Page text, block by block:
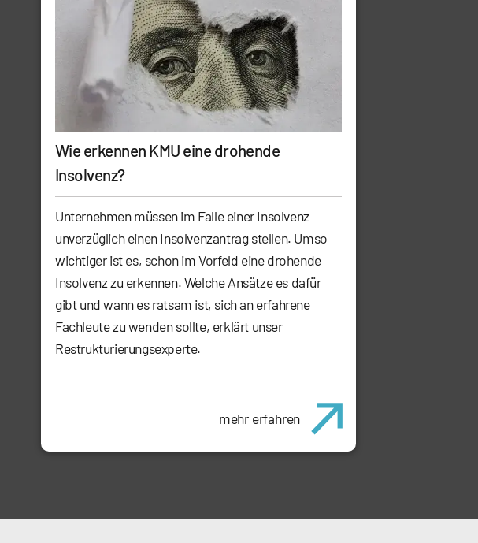
Wie erkennen KMU eine drohende
Insolvenz?
Unternehmen müssen im Falle einer Insolvenz
unverzüglich einen Insolvenzantrag stellen. Umso
wichtiger ist es, schon im Vorfeld eine drohende
Insolvenz zu erkennen. Welche Ansätze es dafür
gibt und wann es ratsam ist, sich an erfahrene
Fachleute zu wenden sollte, erklärt unser
Restrukturierungsexperte.
mehr erfahren